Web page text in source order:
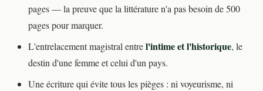
pages — la preuve que la littérature n'a pas besoin de 500
pages pour marquer.
L'entrelacement magistral entrel'intime et l'historique, le
destin d'une femme et celui d'un pays.
Une écriture qui évite tous les pièges : ni voyeurisme, ni